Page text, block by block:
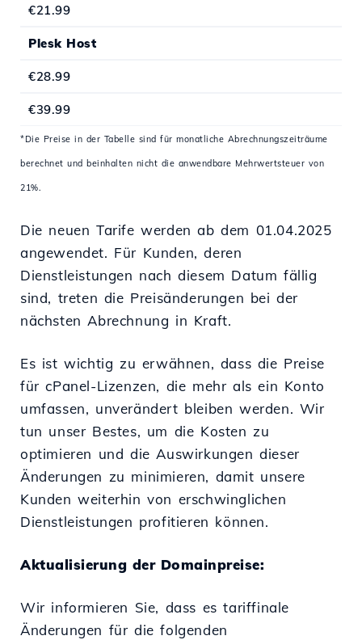
€21.99
Plesk Host
€28.99
€39.99
*Die Preise in der Tabelle sind für monatliche Abrechnungszeiträume
berechnet und beinhalten nicht die anwendbare Mehrwertsteuer von
21%.
Die neuen Tarife werden ab dem 01.04.2025
angewendet. Für Kunden, deren
Dienstleistungen nach diesem Datum fällig
sind, treten die Preisänderungen bei der
nächsten Abrechnung in Kraft.
Es ist wichtig zu erwähnen, dass die Preise
für cPanel-Lizenzen, die mehr als ein Konto
umfassen, unverändert bleiben werden. Wir
tun unser Bestes, um die Kosten zu
optimieren und die Auswirkungen dieser
Änderungen zu minimieren, damit unsere
Kunden weiterhin von erschwinglichen
Dienstleistungen profitieren können.
Aktualisierung der Domainpreise:
Wir informieren Sie, dass es tariffinale
Änderungen für die folgenden